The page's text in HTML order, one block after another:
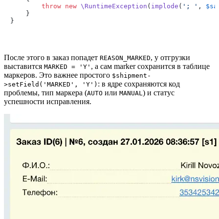
throw new \RuntimeException ( implode ( '; ' ,
    }
После этого в заказ попадет REASON_MARKED, у отгрузки
выставится MARKED = 'Y' , а сам marker сохранится в таблице
маркеров. Это важнее простого $shipment-
>setField('MARKED', 'Y') : в ядре сохраняются код
проблемы, тип маркера (AUTO или MANUAL) и статус
успешности исправления.